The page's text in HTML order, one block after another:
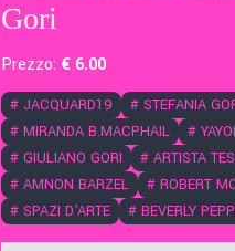
Gori
Prezzo: € 6.00
# JACQUARD19 # STEFANIA
# MIRANDA B.MACPHAIL #
# GIULIANO GORI # ARTISTA
# AMNON BARZEL # ROBERT
# SPAZI D'ARTE # BEVERLY